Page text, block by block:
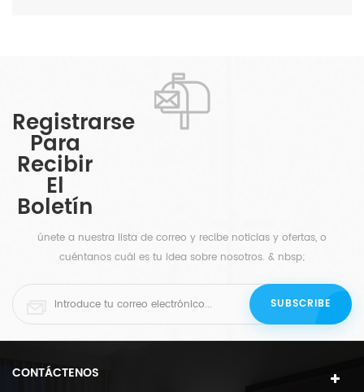
Registrarse
Para
Recibir
El
Boletín
únete a nuestra lista de correo y recibe noticias y ofertas, o
cuéntanos cuál es tu idea sobre nosotros. & nbsp;
CONTÁCTENOS